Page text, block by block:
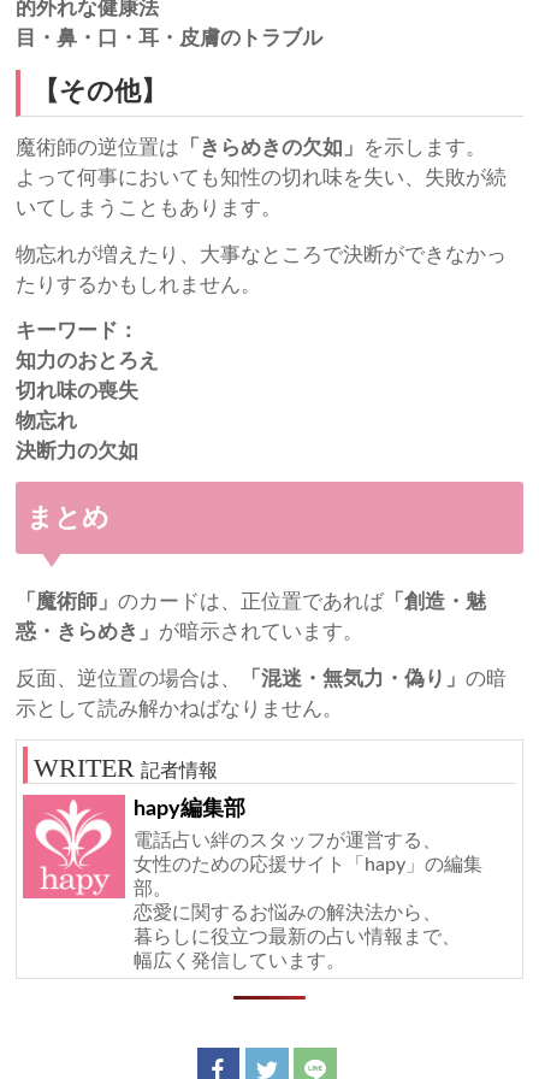
的外れな健康法
目・鼻・口・耳・皮膚のトラブル
【その他】
魔術師の逆位置は 「きらめきの欠如」 を示します。
よって何事においても知性の切れ味を失い、失敗が続
いてしまうこともあります。
物忘れが増えたり、大事なところで決断ができなかっ
たりするかもしれません。
キーワード：
知力のおとろえ
切れ味の喪失
物忘れ
決断力の欠如
まとめ
「魔術師」のカードは、正位置であれば 「創造・魅
惑・きらめき」 が暗示されています。
反面、逆位置の場合は、 「混迷・無気力・偽り」の暗
示として読み解かねばなりません。
記者情報
hapy編集部
電話占い絆のスタッフが運営する、
女性のための応援サイト「hapy」の編集
部。
恋愛に関するお悩みの解決法から、
暮らしに役立つ最新の占い情報まで、
幅広く発信しています。